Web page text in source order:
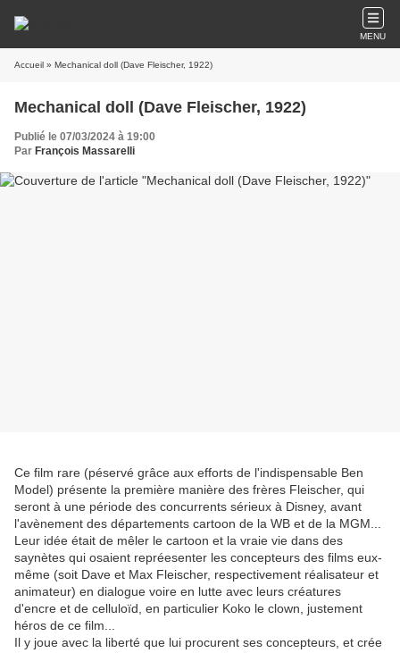
MENU
Accueil » Mechanical doll (Dave Fleischer, 1922)
Mechanical doll (Dave Fleischer, 1922)
Publié le 07/03/2024 à 19:00
Par François Massarelli
Ce film rare (péservé grâce aux efforts de l'indispensable Ben
Model) présente la première manière des frères Fleischer, qui
seront à une période des concurrents sérieux à Disney, avant
l'avènement des départements cartoon de la WB et de la MGM...
Leur idée était de mêler le cartoon et la vraie vie dans des
saynètes qui osaient repréesenter les concepteurs des films eux-
même (soit Dave et Max Fleischer, respectivement réalisateur et
animateur) en dialogue voire en lutte avec leurs créatures
d'encre et de celluloïd, en particulier Koko le clown, justement
héros de ce film...
Il y joue avec la liberté que lui procurent ses concepteurs, et crée